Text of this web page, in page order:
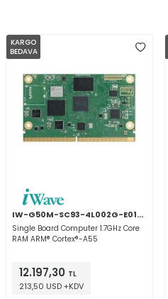
KARGO
BEDAVA
IW-G50M-SC93-4L002G-E016G-BIA
Single Board Computer 1.7GHz Core
RAM ARM® Cortex®-A55
12.197,30 TL
213,50 USD +KDV